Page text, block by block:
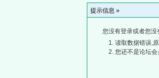
提示信息 »
您没有登录或者您
读取数据错误,
您还不是论坛